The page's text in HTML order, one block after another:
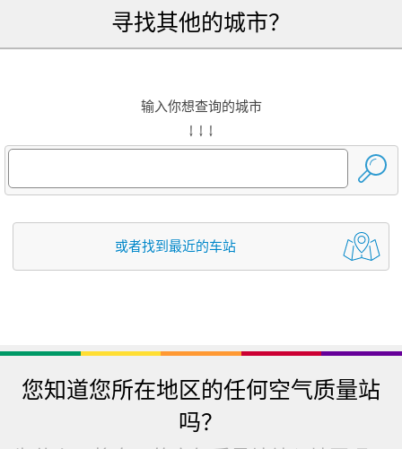
寻找其他的城市？
输入你想查询的城市
↓ ↓ ↓
或者找到最近的车站
您知道您所在地区的任何空气质量站
吗？